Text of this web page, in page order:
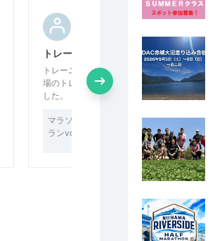
3.67
トレーニングの状況が確認できる会
トレーニング会の感じの大会でしたが、夏
場のトレーニング状況が確認出来る大会で
した。 もう少し参加者がいたら良かった…
マラソントレーニング サマーモーニング
ランvol.99 in 庄内緑地
2026/7/26